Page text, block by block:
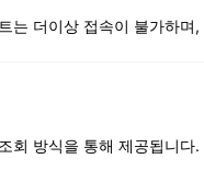
는 더이상 접속이 불가하
조회 방식을 통해 제공됩니다.